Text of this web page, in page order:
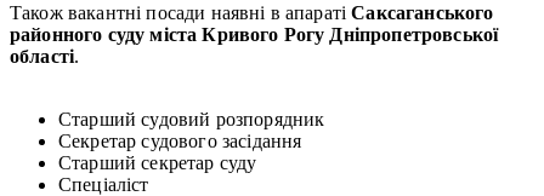
Також вакантні посади наявні в апаратіСаксаганського
районного суду міста Кривого Рогу Дніпропетровської
області.
Старший судовий розпорядник
Секретар судового засідання
Старший секретар суду
Спеціаліст